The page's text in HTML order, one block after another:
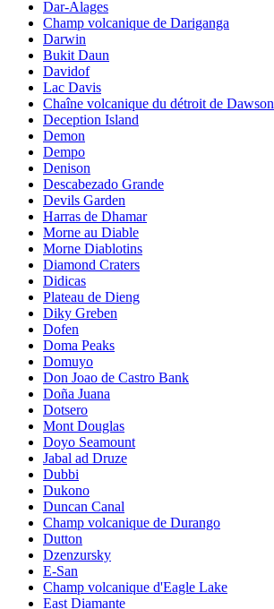
Dar-Alages
Champ volcanique de Dariganga
Darwin
Bukit Daun
Davidof
Lac Davis
Chaîne volcanique du détroit de Dawson
Deception Island
Demon
Dempo
Denison
Descabezado Grande
Devils Garden
Harras de Dhamar
Morne au Diable
Morne Diablotins
Diamond Craters
Didicas
Plateau de Dieng
Diky Greben
Dofen
Doma Peaks
Domuyo
Don Joao de Castro Bank
Doña Juana
Dotsero
Mont Douglas
Doyo Seamount
Jabal ad Druze
Dubbi
Dukono
Duncan Canal
Champ volcanique de Durango
Dutton
Dzenzursky
E-San
Champ volcanique d'Eagle Lake
East Diamante